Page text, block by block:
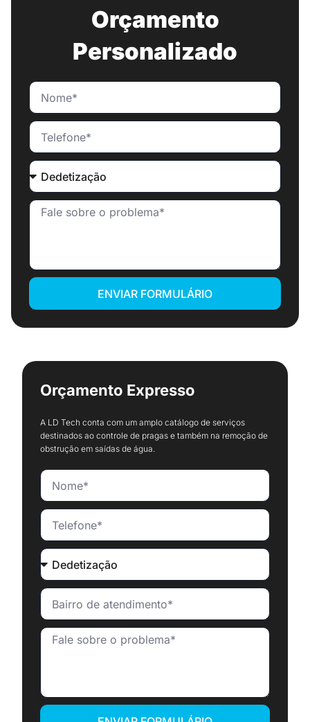
Orçamento
Personalizado
ENVIAR FORMULÁRIO
Orçamento Expresso
A LD Tech conta com um amplo catálogo de serviços
destinados ao controle de pragas e também na remoção de
obstrução em saídas de água.